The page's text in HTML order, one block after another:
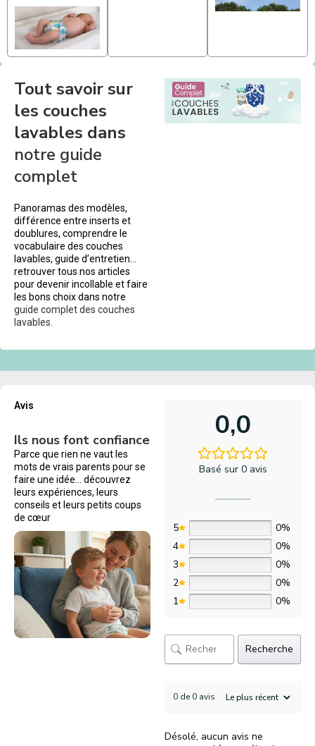
Tout savoir sur
les couches
lavables dans
notre guide
complet
Panoramas des modèles,
différence entre inserts et
doublures, comprendre le
vocabulaire des couches
lavables, guide d’entretien…
retrouver tous nos articles
pour devenir incollable et faire
les bons choix dans notre
guide complet des couches
lavables.
Avis
Ils nous font confiance
Parce que rien ne vaut les
mots de vrais parents pour se
faire une idée… découvrez
leurs expériences, leurs
conseils et leurs petits coups
de cœur
0,0
Basé sur 0 avis
5
0%
4
0%
3
0%
2
0%
1
0%
Recherche
0 de 0 avis
Désolé, aucun avis ne